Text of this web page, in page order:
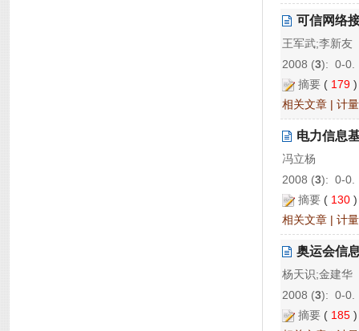
可信网络
王军武;李新友
2008 (3): 0-0.
摘要 ( 179
相关文章 | 计
电力信息
冯立杨
2008 (3): 0-0.
摘要 ( 130
相关文章 | 计
奥运会信
杨天识;金建华
2008 (3): 0-0.
摘要 ( 185